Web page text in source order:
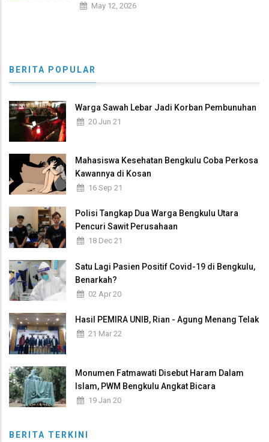
May 12, 2026
BERITA POPULAR
Warga Sawah Lebar Jadi Korban Pembunuhan
20 Jun 21
Mahasiswa Kesehatan Bengkulu Coba Perkosa
Kawannya di Kosan
16 Sep 21
Polisi Tangkap Dua Warga Bengkulu Utara
Pencuri Sawit Perusahaan
18 Dec 21
Satu Lagi Pasien Positif Covid-19 di Bengkulu,
Benarkah?
02 Apr 20
Hasil PEMIRA UNIB, Rian - Agung Menang Telak
21 Mar 22
Monumen Fatmawati Disebut Haram Dalam
Islam, PWM Bengkulu Angkat Bicara
19 Jan 20
BERITA TERKINI